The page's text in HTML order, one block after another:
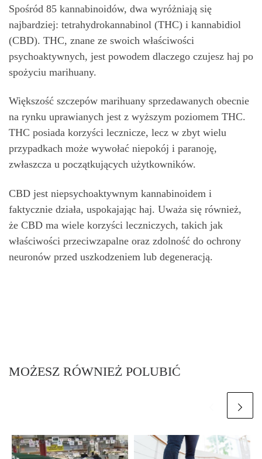
Spośród 85 kannabinoidów, dwa wyróżniają się
najbardziej: tetrahydrokannabinol (THC) i kannabidiol
(CBD). THC, znane ze swoich właściwości
psychoaktywnych, jest powodem dlaczego czujesz haj po
spożyciu marihuany.
Większość szczepów marihuany sprzedawanych obecnie
na rynku uprawianych jest z wyższym poziomem THC.
THC posiada korzyści lecznicze, lecz w zbyt wielu
przypadkach może wywołać niepokój i paranoję,
zwłaszcza u początkujących użytkowników.
CBD jest niepsychoaktywnym kannabinoidem i
faktycznie działa, uspokajając haj. Uważa się również,
że CBD ma wiele korzyści leczniczych, takich jak
właściwości przeciwzapalne oraz zdolność do ochrony
neuronów przed uszkodzeniem lub degeneracją.
MOŻESZ RÓWNIEŻ POLUBIĆ